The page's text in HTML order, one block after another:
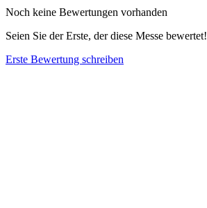
Noch keine Bewertungen vorhanden
Seien Sie der Erste, der diese Messe bewertet!
Erste Bewertung schreiben